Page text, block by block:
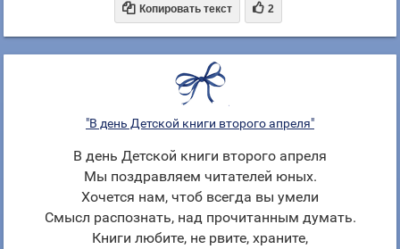
 Копировать текст  2
"В день Детской книги второго апреля"
В день Детской книги второго апреля
Мы поздравляем читателей юных.
Хочется нам, чтоб всегда вы умели
Смысл распознать, над прочитанным думать.
Книги любите, не рвите, храните,